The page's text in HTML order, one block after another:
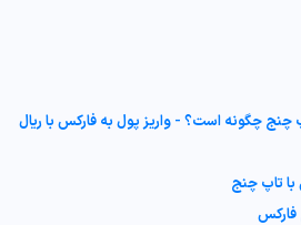
چنج چگونه است؟ - واریز پول به فارکس با ریال